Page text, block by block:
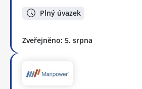
Plný úvazek
Zveřejněno: 5. srpna